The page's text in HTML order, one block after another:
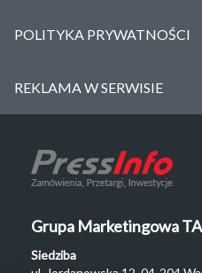
POLITYKA PRYWATNOŚCI
REKLAMA W SERWISIE
Grupa Marketingowa
Siedziba